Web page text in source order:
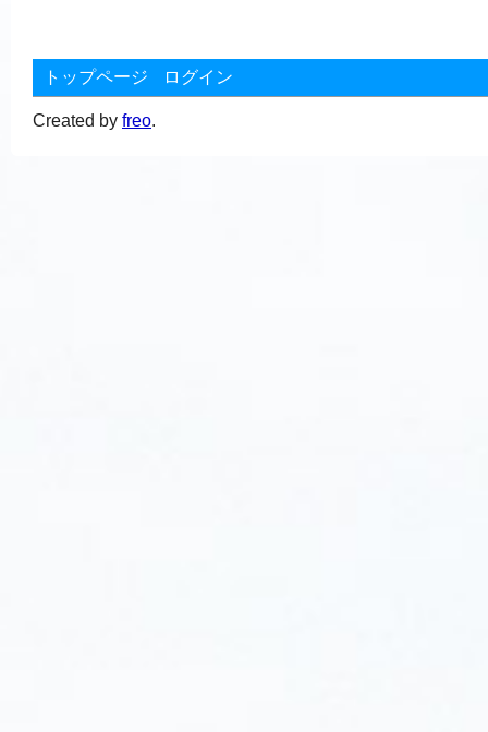
トップページ ログイン
Created by freo.